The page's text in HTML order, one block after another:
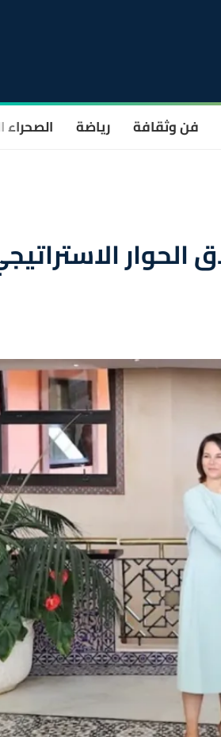
فن وثقافة رياضة الصحراء
الحوار